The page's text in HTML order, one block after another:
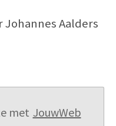
Aalders
met JouwWeb